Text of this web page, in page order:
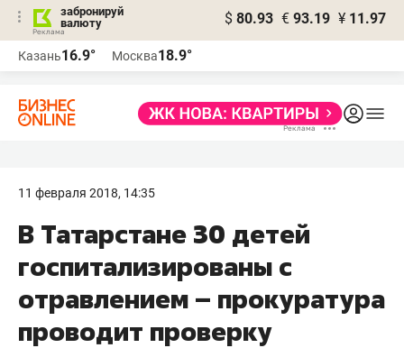
забронируй
валюту
$ 80.93 € 93.19 ¥ 11.97
Казань16.9° Москва18.9°
11 февраля 2018, 14:35
В Татарстане 30 детей
госпитализированы с
отравлением – прокуратура
проводит проверку